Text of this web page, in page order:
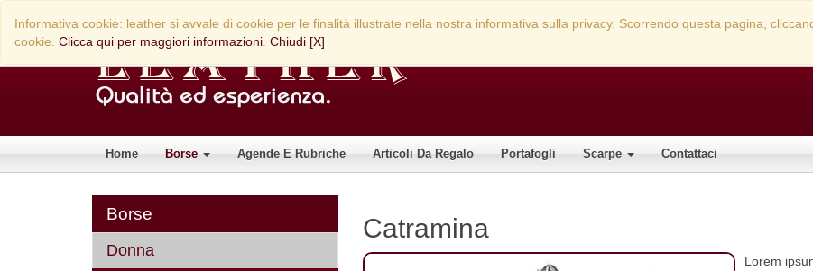
Informativa cookie: leather si avvale di cookie per le finalità illustrate nella nostra informativa sulla privacy. Scorrendo questa pagina,
cookie. Clicca qui per maggiori informazioni Chiudi [X]
Home Borse Agende E Rubriche Articoli Da Regalo Portafogli Scarpe Contattaci
Borse
Donna
Catramina
Lorem